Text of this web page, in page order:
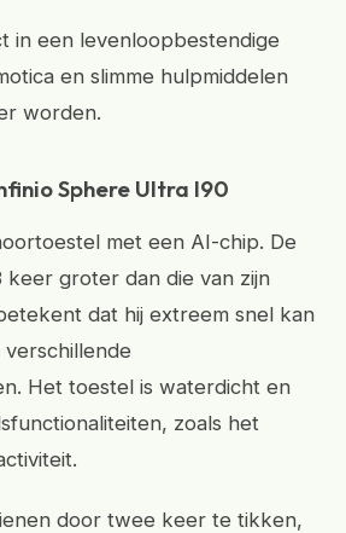
in een levenloopbestendige
en slimme hulpmiddelen
worden.
Sphere Ultra I90
met een AI-chip. De
groter dan die van zijn
dat hij extreem snel kan
Het toestel is waterdicht en
zoals het
door twee keer te tikken,